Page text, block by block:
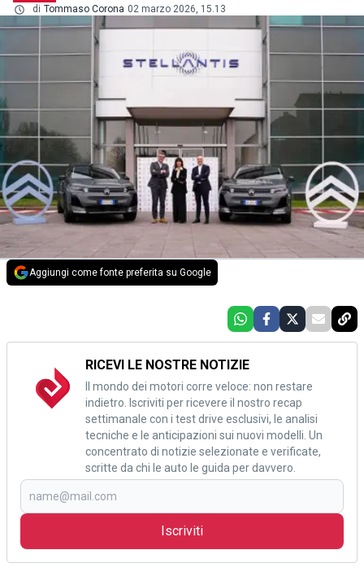
di Tommaso Corona 02 marzo 2026, 15.13
Aggiungi come fonte preferita su Google
RICEVI LE NOSTRE NOTIZIE
Il mondo dei motori corre veloce: non restare
indietro. Iscriviti per ricevere il nostro recap
settimanale con i test drive esclusivi, le analisi
tecniche e le anticipazioni sui nuovi modelli. Un
concentrato di notizie selezionate e verificate,
scritte da chi le auto le guida per davvero.
Iscriviti